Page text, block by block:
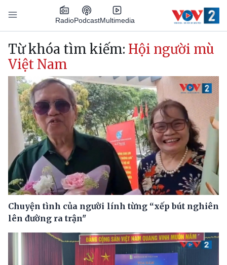
Nhảy đến nội dung
RadioPodcastMultimedia
Main navigation
Từ khóa tìm kiếm: Hội người mù
Việt Nam
Chuyện tình của người lính từng “xếp bút nghiên
lên đường ra trận"